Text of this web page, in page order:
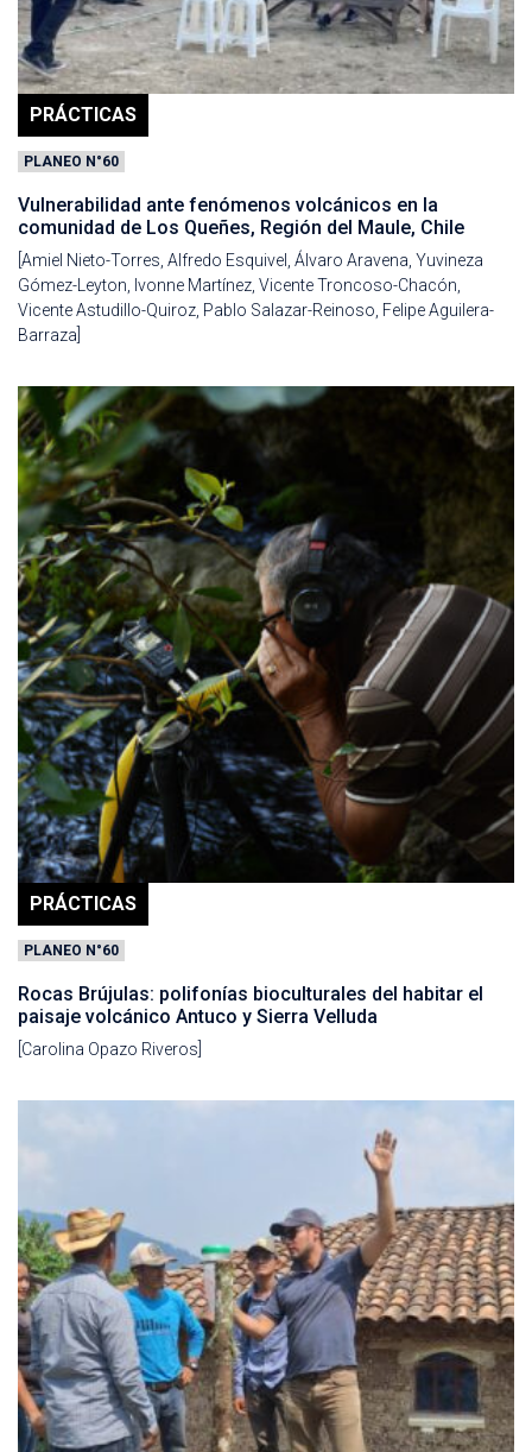
PRÁCTICAS
PLANEO N°60
Vulnerabilidad ante fenómenos volcánicos en la
comunidad de Los Queñes, Región del Maule, Chile
[Amiel Nieto-Torres, Alfredo Esquivel, Álvaro Aravena, Yuvineza
Gómez-Leyton, Ivonne Martínez, Vicente Troncoso-Chacón,
Vicente Astudillo-Quiroz, Pablo Salazar-Reinoso, Felipe Aguilera-
Barraza]
PRÁCTICAS
PLANEO N°60
Rocas Brújulas: polifonías bioculturales del habitar el
paisaje volcánico Antuco y Sierra Velluda
[Carolina Opazo Riveros]